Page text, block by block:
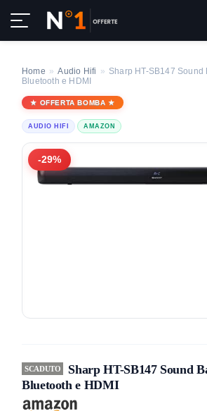
Home » Audio Hifi » Sharp HT-SB147 Sound
Bluetooth e HDMI
OFFERTA BOMBA
AUDIO HIFI AMAZON
-29%
SCADUTO
Sharp HT-SB147 Sound
Bluetooth e HDMI